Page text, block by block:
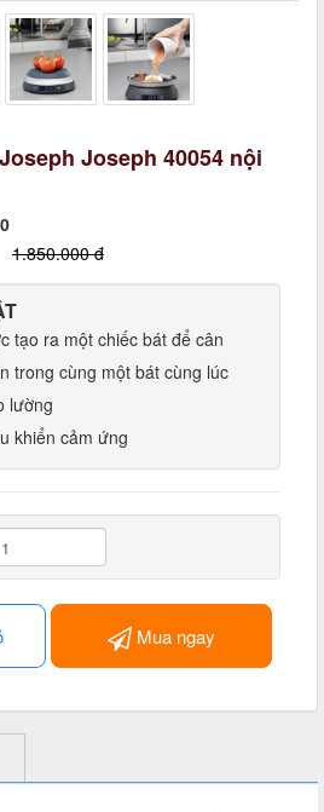
Joseph 40054 nội
1.850.000 đ
tạo ra một chiếc bát để cân
trong cùng một bát cùng lúc
lường
khiển cảm ứng
Mua ngay